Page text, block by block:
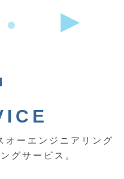
オーエンジニアリング
グサービス。